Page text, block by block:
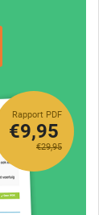
Rapport PDF
€29,95
€9,95